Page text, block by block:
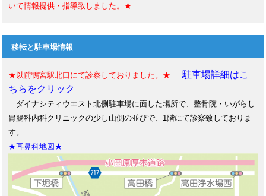
いて情報提供・指導致しました。★
移転と駐車場情報
★以前鴨宮駅北口にて診察しておりました。★
駐車場詳細はこ
ちらをクリック
ダイナシティウエスト北側駐車場に面した場所で、整骨院・いがらし
胃腸科内科クリニックの少し山側の並びで、1階にて診察致しておりま
す。
★耳鼻科地図★